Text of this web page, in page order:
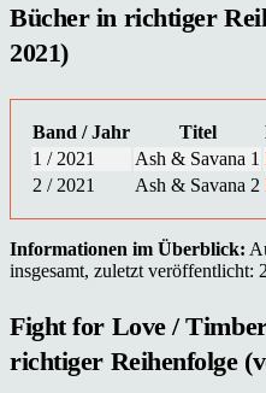
Bücher in richtiger
2021)
Band / Jahr Titel
1 / 2021
Ash & Savana 1
2 / 2021
Ash & Savana 2
Informationen im Überblick:
insgesamt, zuletzt veröffentlicht:
Fight for Love /
richtiger Reihenfolge